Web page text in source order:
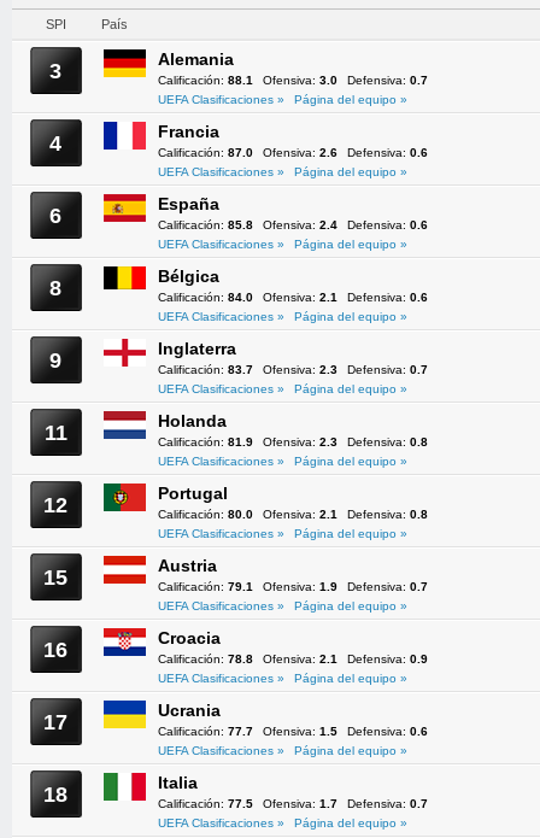
SPI País
3 Alemania
Calificación: 88.1 Ofensiva: 3.0 Defensiva: 0.7
UEFA Clasificaciones »
Página del equipo »
4 Francia
Calificación: 87.0 Ofensiva: 2.6 Defensiva: 0.6
UEFA Clasificaciones »
Página del equipo »
6 España
Calificación: 85.8 Ofensiva: 2.4 Defensiva: 0.6
UEFA Clasificaciones »
Página del equipo »
8 Bélgica
Calificación: 84.0 Ofensiva: 2.1 Defensiva: 0.6
UEFA Clasificaciones »
Página del equipo »
9 Inglaterra
Calificación: 83.7 Ofensiva: 2.3 Defensiva: 0.7
UEFA Clasificaciones »
Página del equipo »
11 Holanda
Calificación: 81.9 Ofensiva: 2.3 Defensiva: 0.8
UEFA Clasificaciones »
Página del equipo »
12 Portugal
Calificación: 80.0 Ofensiva: 2.1 Defensiva: 0.8
UEFA Clasificaciones »
Página del equipo »
15 Austria
Calificación: 79.1 Ofensiva: 1.9 Defensiva: 0.7
UEFA Clasificaciones »
Página del equipo »
16 Croacia
Calificación: 78.8 Ofensiva: 2.1 Defensiva: 0.9
UEFA Clasificaciones »
Página del equipo »
17 Ucrania
Calificación: 77.7 Ofensiva: 1.5 Defensiva: 0.6
UEFA Clasificaciones »
Página del equipo »
18 Italia
Calificación: 77.5 Ofensiva: 1.7 Defensiva: 0.7
UEFA Clasificaciones »
Página del equipo »